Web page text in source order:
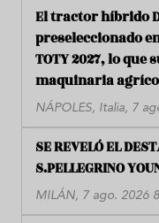
El tractor híbrido
preseleccionado
TOTY 2027, lo
maquinaria
NÁPOLES, Italia, 7
SE REVELÓ EL
S.PELLEGRINO
MILÁN, 7 ago. 2026